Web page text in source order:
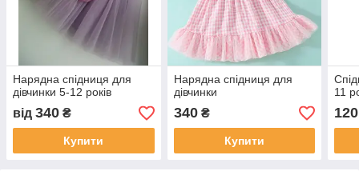
Нарядна спідниця для
дівчинки 5-12 років
від 340 ₴
Купити
Нарядна спідниця для
дівчинки
340₴
Купити
11
120